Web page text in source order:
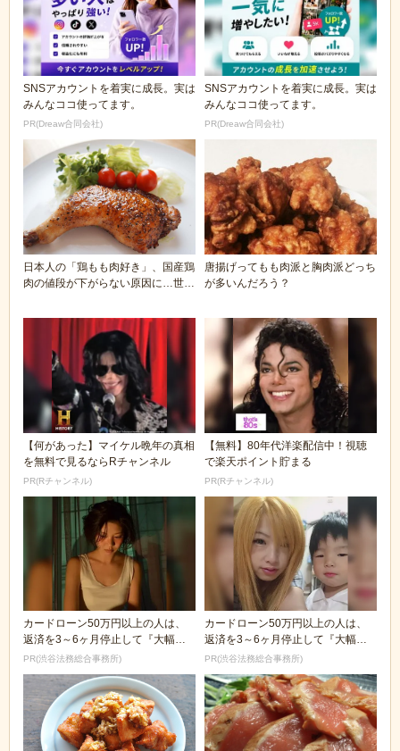
SNSアカウントを着実に成長。実は
みんなココ使ってます。
PR(Dreaw合同会社)
SNSアカウントを着実に成長。実は
みんなココ使ってます。
PR(Dreaw合同会社)
日本人の「鶏もも肉好き」、国産鶏
肉の値段が下がらない原因に…世界
唐揚げってもも肉派と胸肉派どっち
が多いんだろう？
【何があった】マイケル晩年の真相
を無料で見るならRチャンネル
PR(Rチャンネル)
【無料】80年代洋楽配信中！視聴
で楽天ポイント貯まる
PR(Rチャンネル)
カードローン50万円以上の人は、
返済を3～6ヶ月停止して『大幅に
減額してから返済...
PR(渋谷法務総合事務所)
カードローン50万円以上の人は、
返済を3～6ヶ月停止して『大幅に
減額してから返済...
PR(渋谷法務総合事務所)